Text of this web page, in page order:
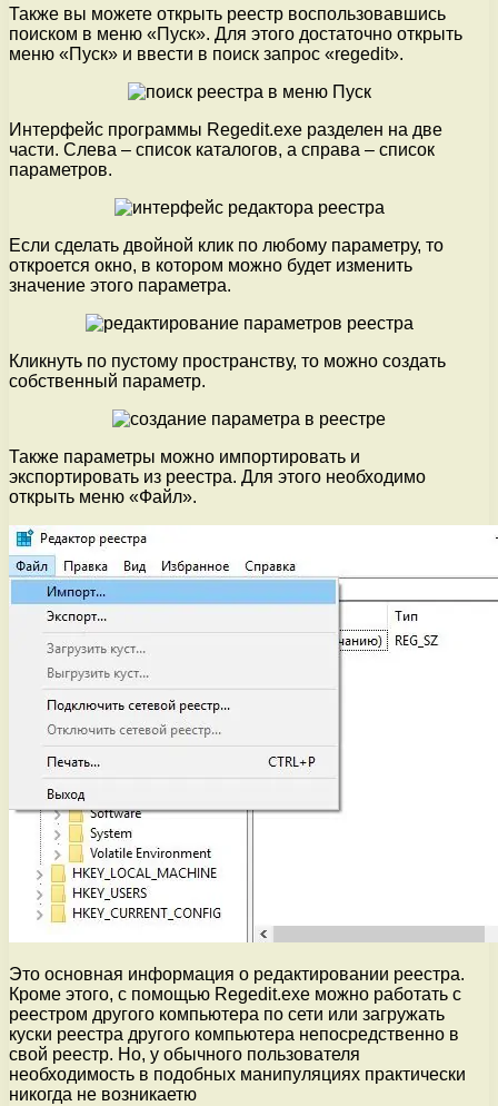
Также вы можете открыть реестр воспользовавшись
поиском в меню «Пуск». Для этого достаточно открыть
меню «Пуск» и ввести в поиск запрос «regedit».
Интерфейс программы Regedit.exe разделен на две
части. Слева – список каталогов, а справа – список
параметров.
Если сделать двойной клик по любому параметру, то
откроется окно, в котором можно будет изменить
значение этого параметра.
Кликнуть по пустому пространству, то можно создать
собственный параметр.
Также параметры можно импортировать и
экспортировать из реестра. Для этого необходимо
открыть меню «Файл».
Это основная информация о редактировании реестра.
Кроме этого, с помощью Regedit.exe можно работать с
реестром другого компьютера по сети или загружать
куски реестра другого компьютера непосредственно в
свой реестр. Но, у обычного пользователя
необходимость в подобных манипуляциях практически
никогда не возникаетю